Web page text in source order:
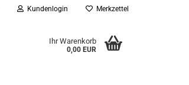
Kundenlogin Merkzettel
Ihr Warenkorb
0,00 EUR